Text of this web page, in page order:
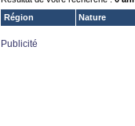
Région
Nature
Publicité